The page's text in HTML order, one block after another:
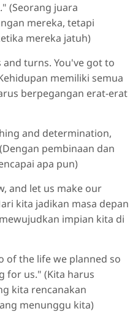
(Seorang juara
mereka, tetapi
mereka jatuh)
turns. You've got to
memiliki semua
berpegangan erat-erat
and determination,
pembinaan dan
apa pun)
and let us make our
kita jadikan masa depan
impian kita di
of the life we planned so
for us." (Kita harus
kita rencanakan
menunggu kita)